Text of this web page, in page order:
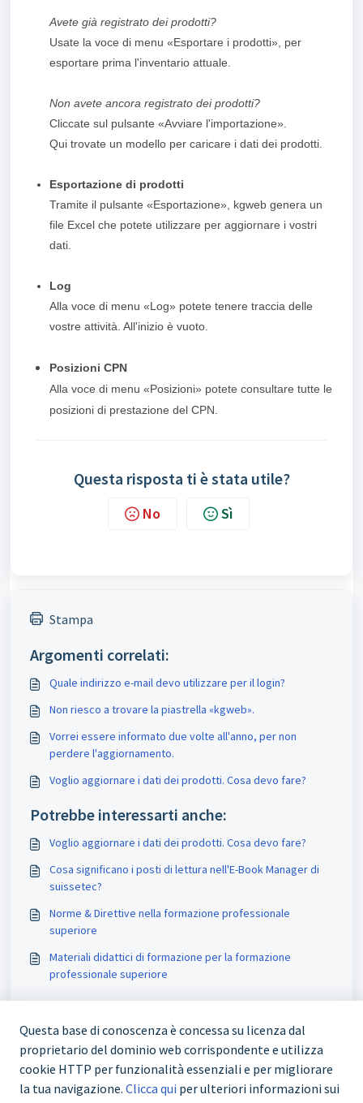
Avete già registrato dei prodotti?
Usate la voce di menu «Esportare i prodotti», per
esportare prima l'inventario attuale.
Non avete ancora registrato dei prodotti?
Cliccate sul pulsante «Avviare l'importazione».
Qui trovate un modello per caricare i dati dei prodotti.
Esportazione di prodotti
Tramite il pulsante «Esportazione», kgweb genera un
file Excel che potete utilizzare per aggiornare i vostri
dati.
Log
Alla voce di menu «Log» potete tenere traccia delle
vostre attività. All'inizio è vuoto.
Posizioni CPN
Alla voce di menu «Posizioni» potete consultare tutte le
posizioni di prestazione del CPN.
Questa risposta ti è stata utile?
No Sì
Stampa
Argomenti correlati:
Quale indirizzo e-mail devo utilizzare per il login?
Non riesco a trovare la piastrella «kgweb».
Vorrei essere informato due volte all'anno, per non
perdere l'aggiornamento.
Voglio aggiornare i dati dei prodotti. Cosa devo fare?
Potrebbe interessarti anche:
Voglio aggiornare i dati dei prodotti. Cosa devo fare?
Cosa significano i posti di lettura nell'E-Book Manager di
suissetec?
Norme & Direttive nella formazione professionale
superiore
Materiali didattici di formazione per la formazione
professionale superiore
Questa base di conoscenza è concessa su licenza dal
proprietario del dominio web corrispondente e utilizza
cookie HTTP per funzionalità essenziali e per migliorare
la tua navigazione. Clicca qui per ulteriori informazioni sui